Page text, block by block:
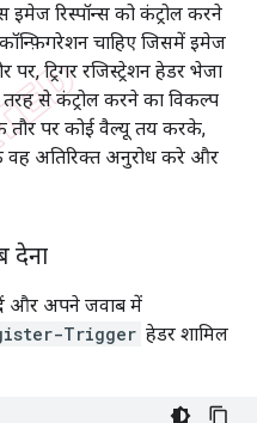
रिस्पॉन्स को कंट्रोल करने
चाहिए जिसमें इमेज
ट्रिगर रजिस्ट्रेशन हेडर भेजा
से कंट्रोल करने का विकल्प
तौर पर कोई वैल्यू तय करके,
वह अतिरिक्त अनुरोध करे और
देना
दें और अपने जवाब में
Trigger हेडर शामिल